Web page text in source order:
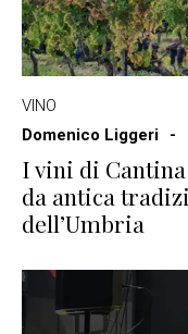
VINO
Domenico Liggeri
I vini di
da antica
dell’Umbria